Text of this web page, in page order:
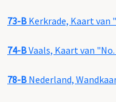
73-B Kerkrade, Kaart van
74-BVaals, Kaart van
78-B Nederland,